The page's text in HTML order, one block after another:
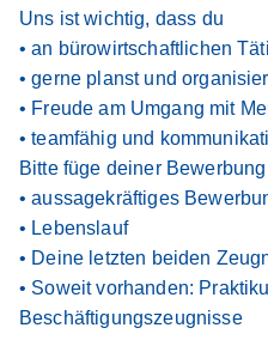
Uns ist wichtig, dass du
• an bürowirtschaftlichen
• gerne planst und
• Freude am Umgang mit
• teamfähig und
Bitte füge deiner
• aussagekräftiges
• Lebenslauf
• Deine letzten beiden
• Soweit vorhanden:
Beschäftigungszeugnisse